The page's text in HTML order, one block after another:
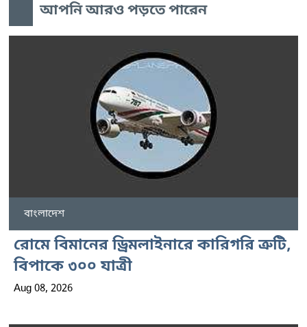
আপনি আরও পড়তে পারেন
বাংলাদেশ
রোমে বিমানের ড্রিমলাইনারে কারিগরি ত্রুটি,
বিপাকে ৩০০ যাত্রী
Aug 08, 2026